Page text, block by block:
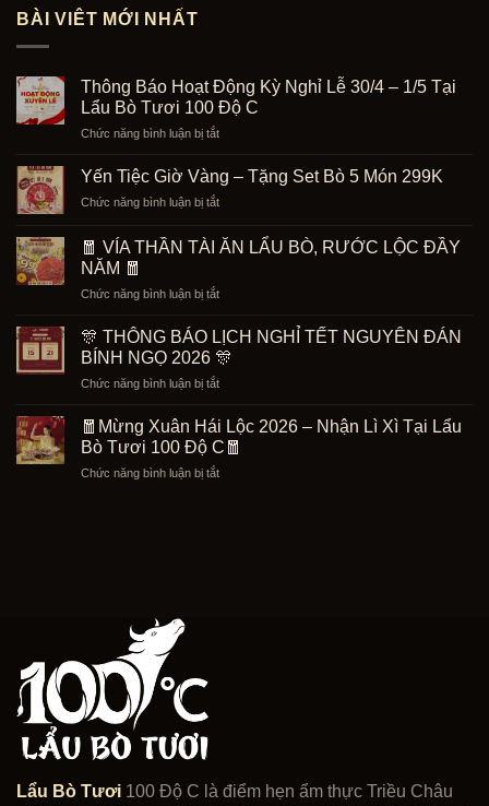
BÀI VIÊT MỚI NHẤT
Thông Báo Hoạt Động Kỳ Nghỉ Lễ 30/4 – 1/5 Tại
Lẩu Bò Tươi 100 Độ C
Chức năng bình luận bị tắtở
Hoạt
Động
Nghỉ
–
Tại
Lẩu
Tươi
Độ
C
Yến Tiệc Giờ Vàng – Tặng Set Bò 5 Món 299K
Chức năng bình luận bị tắtở
Tiệc
Giờ
–
Set
Bò
5
Món
🧧 VÍA THẦN TÀI ĂN LẨU BÒ, RƯỚC LỘC ĐẦY
NĂM 🧧
Chức năng bình luận bị tắtở
VÍA
THẦN
TÀI
ĂN
BÒ,
RƯỚC
ĐẦY
🎊 THÔNG BÁO LỊCH NGHỈ TẾT NGUYÊN ĐÁN
BÍNH NGỌ 2026 🎊
Chức năng bình luận bị tắtở
THÔNG
BÁO
LỊCH
NGHỈ
🧧Mừng Xuân Hái Lộc 2026 – Nhận Lì Xì Tại Lẩu
Bò Tươi 100 Độ C🧧
Chức năng bình luận bị tắtở
C
Lẩu Bò Tươi 100 Độ C là điểm hẹn ẩm thực Triều Châu